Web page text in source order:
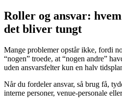
Roller og ansvar:
det bliver tungt
Mange problemer opstår ikke, fordi
“nogen” troede, at “nogen andre”
uden ansvarsfelter kun en halv
Når du fordeler ansvar, så brug få,
interne personer, venue-personale